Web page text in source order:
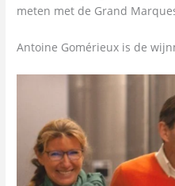
meten met de Grand
Antoine Gomérieux is de